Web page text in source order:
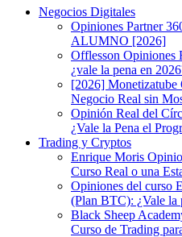
Negocios Digitales
Opiniones Partner
ALUMNO [2026]
Offlesson Opiniones
¿vale la pena en
[2026] Monetizatube
Negocio Real sin
Opinión Real del
¿Vale la Pena el
Trading y Cryptos
Enrique Moris
Curso Real o una
Opiniones del curso
(Plan BTC): ¿Vale la
Black Sheep
Curso de Trading